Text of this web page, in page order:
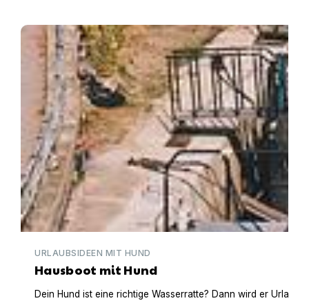
Hausboot mit Hund
URLAUBSIDEEN MIT HUND
Hausboot mit Hund
Dein Hund ist eine richtige Wasserratte? Dann wird er